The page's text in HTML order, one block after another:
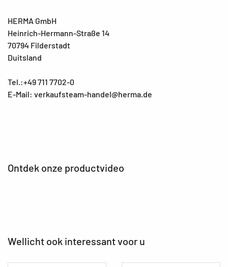
HERMA GmbH
Heinrich-Hermann-Straße 14
70794 Filderstadt
Duitsland
Tel.:+49 711 7702-0
E-Mail: verkaufsteam-handel@herma.de
Ontdek onze productvideo
Wellicht ook interessant voor u